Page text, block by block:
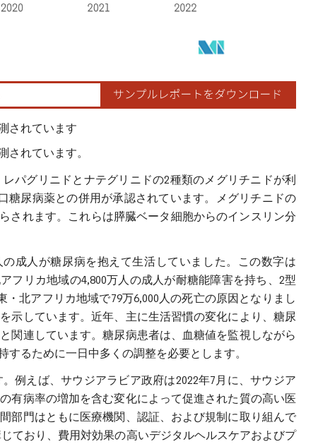
されています
されています。
パグリニドとナテグリニドの2種類のメグリチニドが利
糖尿病薬との併用が承認されています。メグリチニドの
されます。これらは膵臓ベータ細胞からのインスリン分
成人が糖尿病を抱えて生活していました。この数字は
フリカ地域の4,800万人の成人が耐糖能障害を持ち、2型
北アフリカ地域で79万6,000人の死亡の原因となりまし
示しています。近年、主に生活習慣の変化により、糖尿
関連しています。糖尿病患者は、血糖値を監視しながら
るために一日中多くの調整を必要とします。
例えば、サウジアラビア政府は2022年7月に、サウジア
有病率の増加を含む変化によって促進された質の高い医
部門はともに医療機関、認証、および規制に取り組んで
ており、費用対効果の高いデジタルヘルスケアおよびプ